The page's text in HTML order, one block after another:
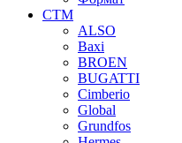
СТМ
ALSO
Baxi
BROEN
BUGATTI
Cimberio
Global
Grundfos